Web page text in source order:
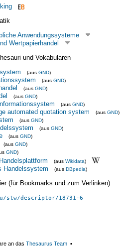
Anwendungssysteme
Wertpapierhandel
und Vokabularen
(aus GND)
(aus GND)
(aus GND)
(aus GND)
(aus GND)
automated quotation system (aus GND)
(aus GND)
(aus GND)
(aus GND)
(aus GND)
GND)
(aus Wikidata)
Handelssystem (aus DBpedia)
(für Bookmarks und zum Verlinken)
stw/descriptor/18731-6
an das Thesaurus Team ▪